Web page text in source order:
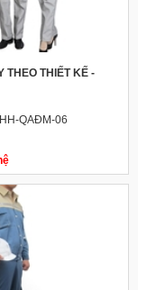
THEO THIẾT KẾ -
HH-QAĐM-06